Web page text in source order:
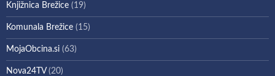
Knjižnica Brežice (19)
Komunala Brežice (15)
MojaObcina.si (63)
Nova24TV(20)